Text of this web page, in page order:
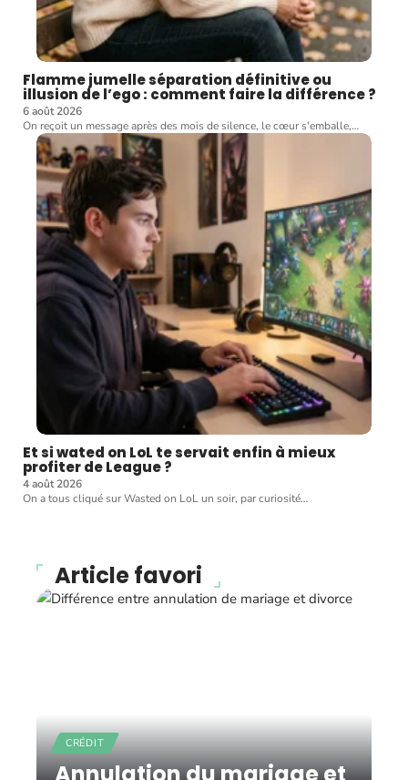
Flamme jumelle séparation définitive ou
illusion de l’ego : comment faire la différence ?
6 août 2026
On reçoit un message après des mois de silence, le cœur s'emballe,…
Et si wated on LoL te servait enfin à mieux
profiter de League ?
4 août 2026
On a tous cliqué sur Wasted on LoL un soir, par curiosité…
Article favori
CRÉDIT